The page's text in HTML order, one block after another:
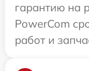
гарантию на
PowerCom
работ и